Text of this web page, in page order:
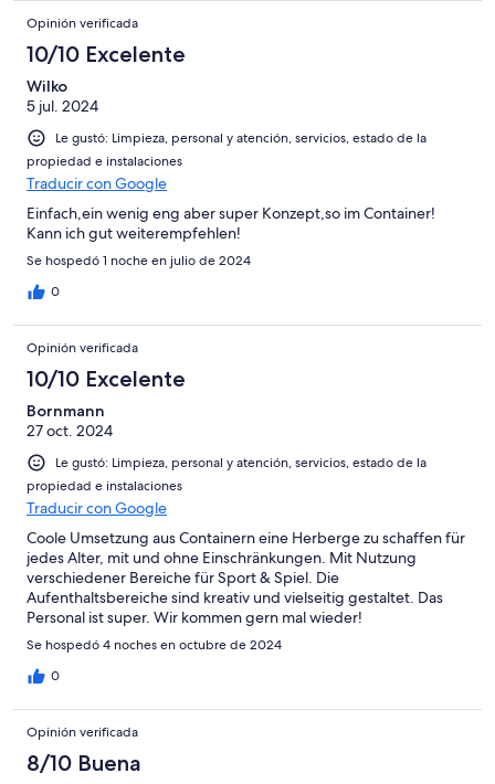
Opinión verificada
10/10 Excelente
Wilko
5 jul. 2024
Le gustó: Limpieza, personal y atención, servicios, estado de la
propiedad e instalaciones
Traducir con Google
Einfach,ein wenig eng aber super Konzept,so im Container!
Kann ich gut weiterempfehlen!
Se hospedó 1 noche en julio de 2024
0
Opinión verificada
10/10 Excelente
Bornmann
27 oct. 2024
Le gustó: Limpieza, personal y atención, servicios, estado de la
propiedad e instalaciones
Traducir con Google
Coole Umsetzung aus Containern eine Herberge zu schaffen für
jedes Alter, mit und ohne Einschränkungen. Mit Nutzung
verschiedener Bereiche für Sport & Spiel. Die
Aufenthaltsbereiche sind kreativ und vielseitig gestaltet. Das
Personal ist super. Wir kommen gern mal wieder!
Se hospedó 4 noches en octubre de 2024
0
Opinión verificada
8/10 Buena